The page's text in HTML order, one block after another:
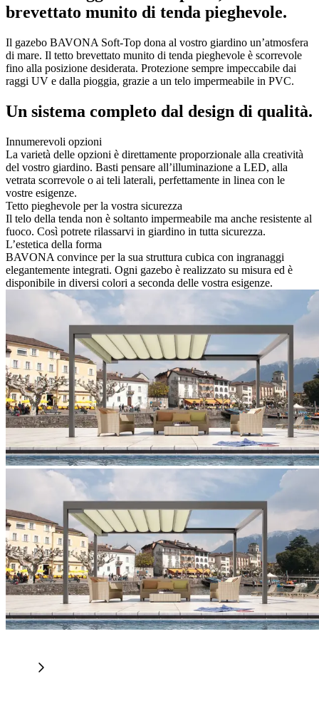
brevettato munito di tenda pieghevole.
Il gazebo BAVONA Soft-Top dona al vostro giardino un’atmosfera
di mare. Il tetto brevettato munito di tenda pieghevole è scorrevole
fino alla posizione desiderata. Protezione sempre impeccabile dai
raggi UV e dalla pioggia, grazie a un telo impermeabile in PVC.
Un sistema completo dal design di qualità.
Innumerevoli opzioni
La varietà delle opzioni è direttamente proporzionale alla creatività
del vostro giardino. Basti pensare all’illuminazione a LED, alla
vetrata scorrevole o ai teli laterali, perfettamente in linea con le
vostre esigenze.
Tetto pieghevole per la vostra sicurezza
Il telo della tenda non è soltanto impermeabile ma anche resistente al
fuoco. Così potrete rilassarvi in giardino in tutta sicurezza.
L’estetica della forma
BAVONA convince per la sua struttura cubica con ingranaggi
elegantemente integrati. Ogni gazebo è realizzato su misura ed è
disponibile in diversi colori a seconda delle vostra esigenze.